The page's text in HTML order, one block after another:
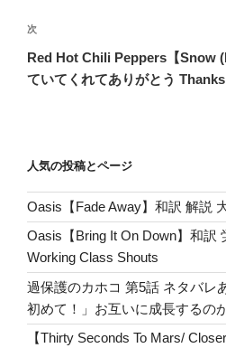
ゲ
ー
シ
次
の
投
次
Red Hot Chili Peppers【Snow
ていてくれてありがとう
人気の投稿とページ
Oasis【Fade Away】和訳 解説
Oasis【Bring It On Down】和訳
Working Class Shouts
過保護のカホコ 第5話 ネタバレ
初めて！」お互いに成長するの
【Thirty Seconds To Mars/